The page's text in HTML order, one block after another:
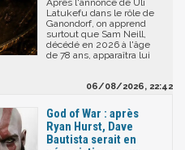
Après l'annonce de Uli
Latukefu dans le rôle de
Ganondorf, on apprend
surtout que Sam Neill,
décédé en 2026 à l'âge
de 78 ans, apparaîtra lui
06/08/2026, 22:42
God of War : après
Ryan Hurst, Dave
Bautista serait en